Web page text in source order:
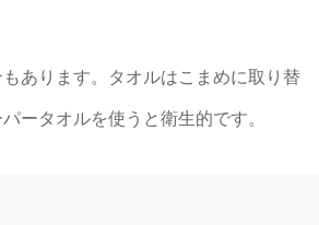
あります。タオルはこまめに取り替
ータオルを使うと衛生的です。